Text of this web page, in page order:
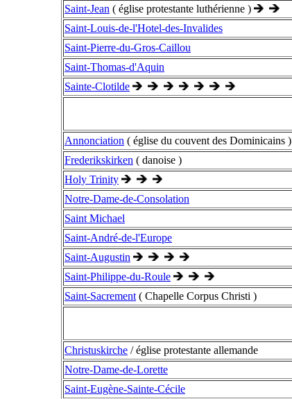
Saint-Jean ( église protestante luthérienne )
Saint-Louis-de-l'Hotel-des-Invalides
Saint-Pierre-du-Gros-Caillou
Saint-Thomas-d'Aquin
Sainte-Clotilde
Annonciation ( église du couvent des Dominicains )
Frederikskirken ( danoise )
Holy Trinity
Notre-Dame-de-Consolation
Saint Michael
Saint-André-de-l'Europe
Saint-Augustin
Saint-Philippe-du-Roule
Saint-Sacrement ( Chapelle Corpus Christi )
Christuskirche / église protestante allemande
Notre-Dame-de-Lorette
Saint-Eugène-Sainte-Cécile